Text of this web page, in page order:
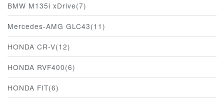
BMW M135i xDrive(7)
Mercedes-AMG GLC43(11)
HONDA CR-V(12)
HONDA RVF400(6)
HONDA FIT(6)